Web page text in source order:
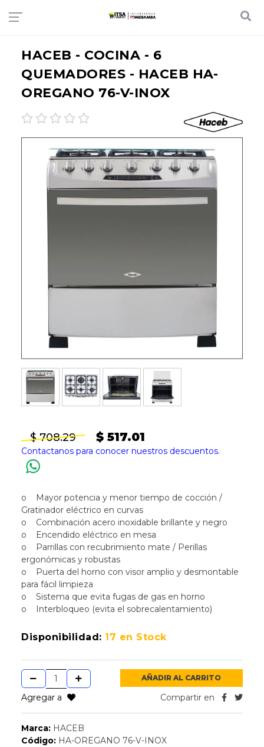
HACEB - COCINA - 6
QUEMADORES - HACEB HA-
OREGANO 76-V-INOX
$ 708.29 $ 517.01
Contactanos para conocer nuestros descuentos.
o Mayor potencia y menor tiempo de cocción /
Gratinador eléctrico en curvas
o Combinación acero inoxidable brillante y negro
o Encendido eléctrico en mesa
o Parrillas con recubrimiento mate / Perillas
ergonómicas y robustas
o Puerta del horno con visor amplio y desmontable
para fácil limpieza
o Sistema que evita fugas de gas en horno
o Interbloqueo (evita el sobrecalentamiento)
Disponibilidad: 17 en Stock
AÑADIR AL CARRITO
Agregar a Compartir en
Marca: HACEB
Código: HA-OREGANO 76-V-INOX